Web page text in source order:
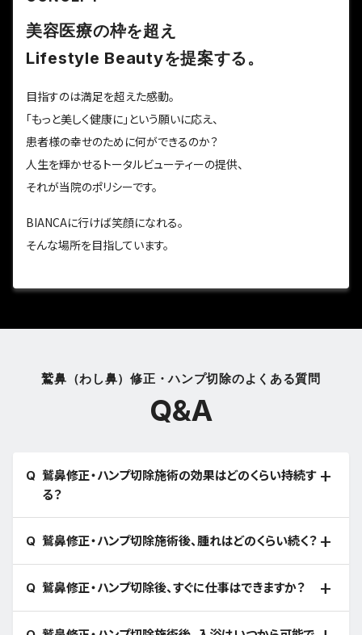
美容医療の枠を超え
Lifestyle Beautyを提案する。
目指すのは満足を超えた感動。
「もっと美しく健康に」という願いに応え、
患者様の幸せのために何ができるのか？
人生を輝かせるトータルビューティーの提供、
それが当院のポリシーです。
BIANCAに行けば笑顔になれる。
そんな場所を目指しています。
鷲鼻（わし鼻）修正・ハンプ切除のよくある質問
Q&A
鷲鼻修正・ハンプ切除施術の効果はどのくらい持続す
る？
鷲鼻修正・ハンプ切除施術後、腫れはどのくらい続く？
鷲鼻修正・ハンプ切除後、すぐに仕事はできますか？